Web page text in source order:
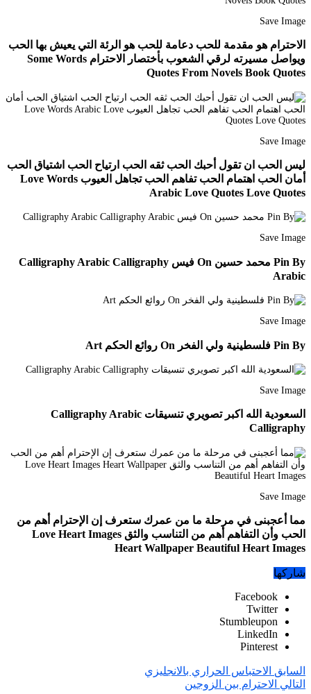
Save Image
الاحترام هو مقدمة للحب دعامة للحب هو الرئة التي يعيش بها الحب
ويواصل مسيرته لرقي الشعوب بأختصار الاحترام Some Words
Quotes From Novels Book Quotes
Save Image
ليس الحب ان تقول أحبك الحب ثقه الحب ارتياح الحب اشتياق الحب
أمان الحب اهتمام الحب تفاهم الحب تجاهل العيوب Love Words
Arabic Love Quotes Love Quotes
Save Image
Pin By محمد حسين On فيس Calligraphy Arabic Calligraphy
Arabic
Save Image
Pin By فلسطينية ولي الفخر On روائع الحكم Art
Save Image
السعودية الله اكبر تصويري تنسيقات Calligraphy Arabic
Calligraphy
Save Image
مما أعجبنى في مرحلة ما من عمرك ستعرف إن الإحترام أهم من
الحب وأن التفاهم أهم من التناسب والثق Love Heart Images
Heart Wallpaper Beautiful Heart Images
شاركها
Facebook
Twitter
Stumbleupon
LinkedIn
Pinterest
السابق الاحتباس الحراري بالانجليزي
التالي الاحترام بين الزوجين